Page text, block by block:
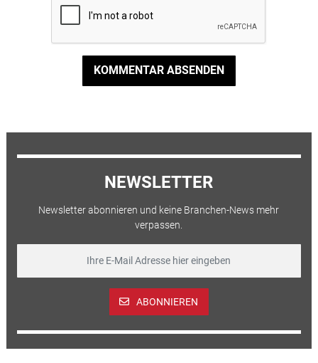
KOMMENTAR ABSENDEN
NEWSLETTER
Newsletter abonnieren und keine Branchen-News mehr
verpassen.
ABONNIEREN